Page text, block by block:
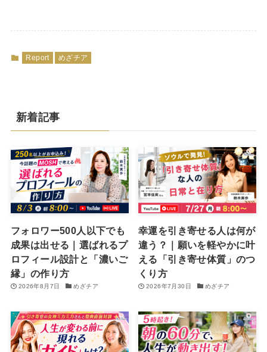
Report めざチア
新着記事
フォロワー500人以下でも
成果は出せる｜選ばれるプ
ロフィール設計と「濃いご
縁」の作り方
2026年8月7日 めざチア
幸運を引き寄せる人は何が
違う？｜願いを軽やかに叶
える「引き寄せ体質」のつ
くり方
2026年7月30日 めざチア